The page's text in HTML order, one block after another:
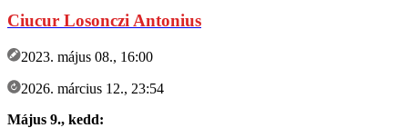
Ciucur Losonczi Antonius
2023. május 08., 16:00
2026. március 12., 23:54
Május 9., kedd: